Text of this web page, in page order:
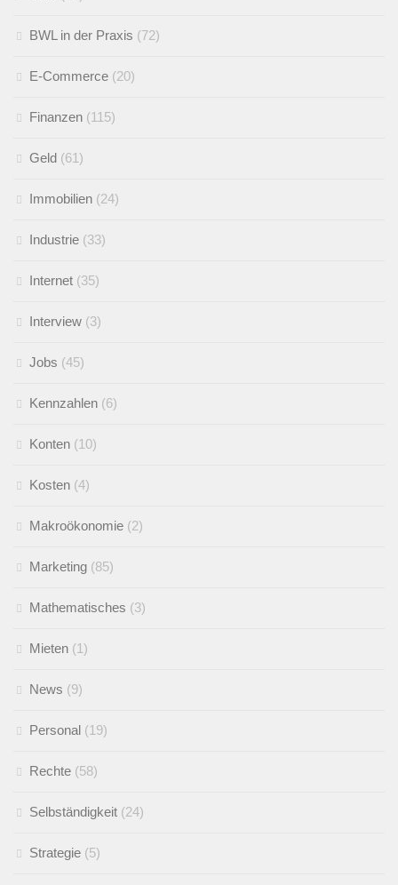
BWL in der Praxis (72)
E-Commerce (20)
Finanzen (115)
Geld (61)
Immobilien (24)
Industrie (33)
Internet (35)
Interview (3)
Jobs (45)
Kennzahlen (6)
Konten (10)
Kosten (4)
Makroökonomie (2)
Marketing (85)
Mathematisches (3)
Mieten (1)
News (9)
Personal (19)
Rechte (58)
Selbständigkeit (24)
Strategie (5)